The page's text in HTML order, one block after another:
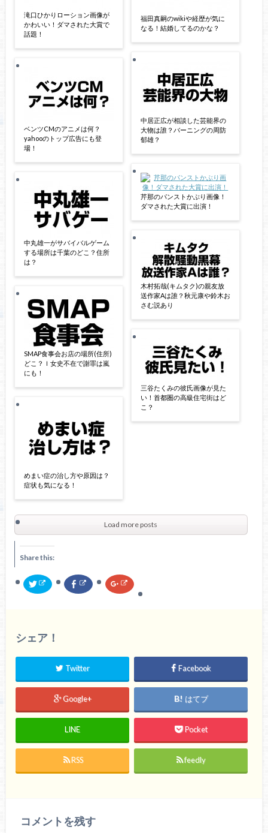
滝口ひかりローション画像が
かわいい！ダマされた大賞で
話題！
ベンツCMのアニメは何？
yahooのトップ広告にも登
場！
中丸雄一がサバイバルゲーム
する場所は千葉のどこ？住所
は？
SMAP食事会お店の場所(住所)
どこ？Ｉ女史不在で謝罪は嵐
にも！
めまい症の治し方や原因は？
症状も気になる！
福田真嗣のwikiや経歴が気に
なる！結婚してるのかな？
中居正広が相談した芸能界の
大物は誰？バーニングの周防
郁雄？
芹那のパンストかぶり画像！
ダマされた大賞に出演！
木村拓哉(キムタク)の親友放
送作家Aは誰？秋元康や鈴木お
さむ説あり
三谷たくみの彼氏画像が見た
い！首都圏の高級住宅街はど
こ？
Load more posts
Share this:
ク
リ
ッ
w
i
t
共
有
し
い
ン
ド
開
き
F
c
有
る
は
ク
リ
ッ
ク
し
て
く
だ
さ
い
(
新
し
ウ
で
ク
ッ
l
共
有
し
い
ン
ド
開
き
シェア！
Twitter Facebook
Google+ はてブ
LINE Pocket
RSS feedly
コメントを残す